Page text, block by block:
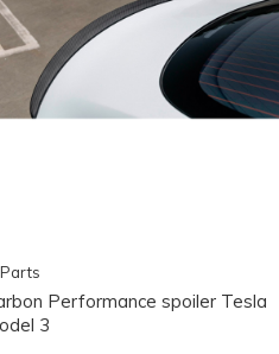
Performance spoiler Tesla
3